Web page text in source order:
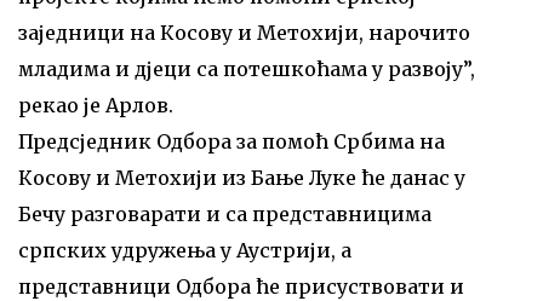
заједници на Косову и Метохији, нарочито
младима и дјеци са потешкоћама у развоју”,
рекао је Арлов.
Предсједник Одбора за помоћ Србима на
Косову и Метохији из Бање Луке ће данас у
Бечу разговарати и са представницима
српских удружења у Аустрији, а
представници Одбора ће присуствовати и